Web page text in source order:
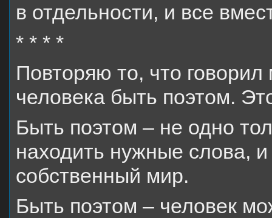
в отдельности, и все
* * * *
Повторяю то, что
человека быть поэтом.
Быть поэтом – не одно
находить нужные слова,
собственный мир.
Быть поэтом – человек